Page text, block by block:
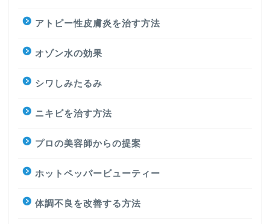
アトピー性皮膚炎を治す方法
オゾン水の効果
シワしみたるみ
ニキビを治す方法
プロの美容師からの提案
ホットペッパービューティー
体調不良を改善する方法